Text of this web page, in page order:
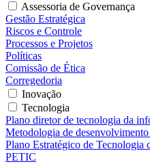
Assessoria de Governança
Gestão Estratégica
Riscos e Controle
Processos e Projetos
Políticas
Comissão de Ética
Corregedoria
Inovação
Tecnologia
Plano diretor de tecnologia da
Metodologia de
Plano Estratégico de Tecnologia
PETIC